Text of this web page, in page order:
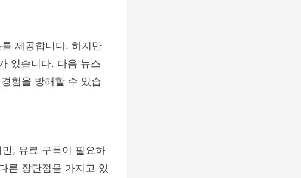
제공합니다. 하지만
있습니다. 다음 뉴스
험을 방해할 수 있습
, 유료 구독이 필요하
른 장단점을 가지고 있